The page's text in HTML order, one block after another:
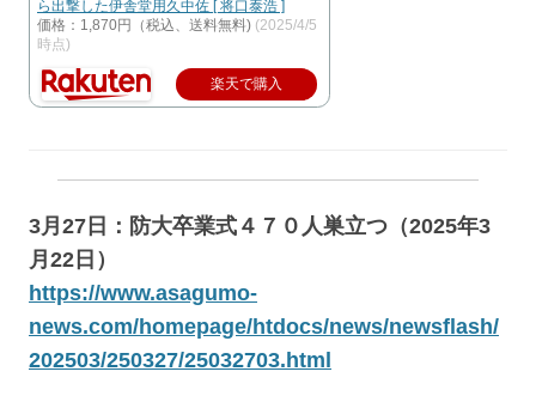
ら出撃した伊舎堂用久中佐 [ 将口泰浩 ]
価格：1,870円（税込、送料無料) (2025/4/5
時点)
楽天で購入
3月27日：防大卒業式４７０人巣立つ（2025年3
月22日）
https://www.asagumo-
news.com/homepage/htdocs/news/newsflash/
202503/250327/25032703.html